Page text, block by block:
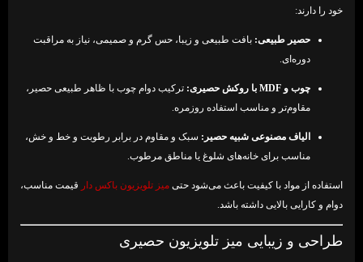
خود را دارند:
حصیر طبیعی: بافت طبیعی و زیبا، حس گرم و صمیمی، نیاز به مراقبت
دوره‌ای.
چوب و MDF با روکش حصیری:
ترکیب دوام چوب با ظاهر طبیعی حصیر،
مقاوم‌تر و مناسب استفاده روزمره.
الیاف مصنوعی شبیه حصیر: سبک و مقاوم در برابر رطوبت و خط و خش،
مناسب برای خانه‌های شلوغ یا مناطق مرطوب.
استفاده از مواد با کیفیت باعث می‌شود حتی میز تلویزیون باکس دار قیمت مناسب،
دوام و کارایی بالایی داشته باشد.
طراحی و زیبایی میز تلویزیون حصیری